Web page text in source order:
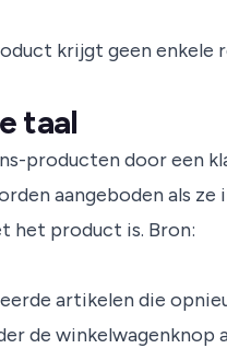
krijgt geen enkele
taal
producten door een
aangeboden als ze
het product is. Bron:
artikelen die
de winkelwagenknop